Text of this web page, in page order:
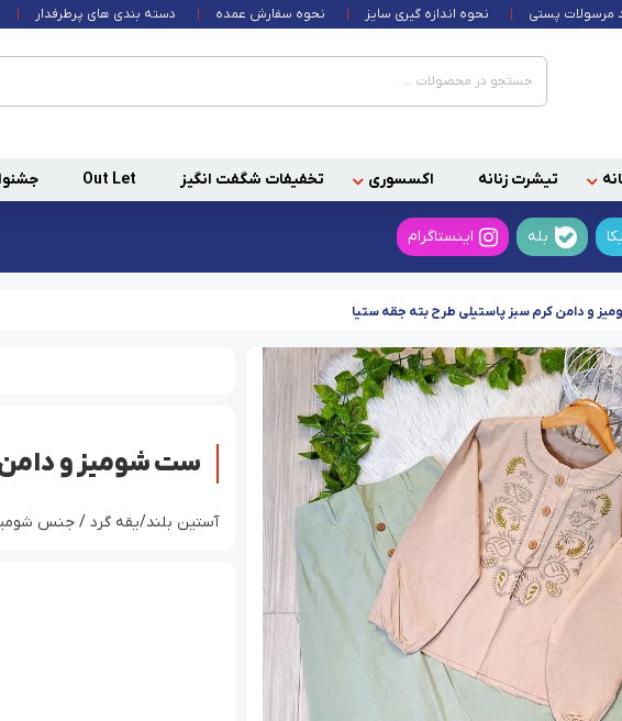
مرسولات پستی نحوه اندازه گیری سایز نحوه سفارش عمده دسته بندی های پرطرفدار
تیشرت زنانه اکسسوری تخفیفات شگفت انگیز Out Let
بله اینستاگرام
و دامن کرم سبز پاستیلی طرح بته جقه ستیا
ست شومیز و دامن
آستین بلند/یقه گرد / جنس